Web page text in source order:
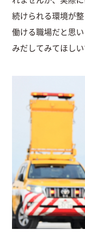
続けられる環境が
働ける職場だと思
みだしてみてほしい